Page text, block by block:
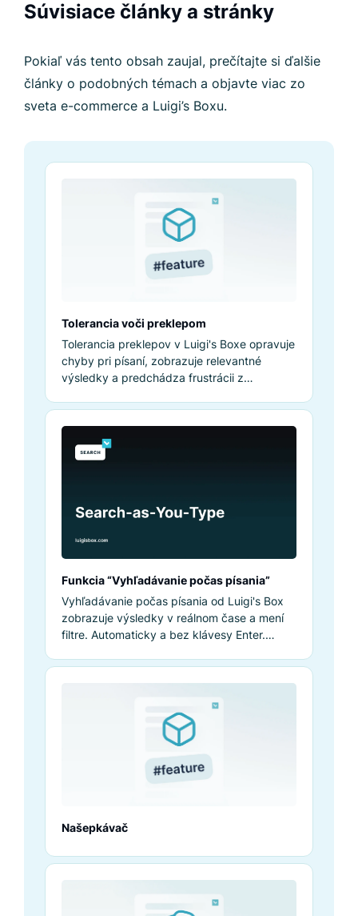
Súvisiace články a stránky
Pokiaľ vás tento obsah zaujal, prečítajte si ďalšie
články o podobných témach a objavte viac zo
sveta e-commerce a Luigi’s Boxu.
Tolerancia voči preklepom
Tolerancia preklepov v Luigi's Boxe opravuje
chyby pri písaní, zobrazuje relevantné
výsledky a predchádza frustrácii z
Funkcia “Vyhľadávanie počas písania”
Vyhľadávanie počas písania od Luigi's Box
zobrazuje výsledky v reálnom čase a mení
filtre. Automaticky a bez klávesy Enter.
Našepkávač